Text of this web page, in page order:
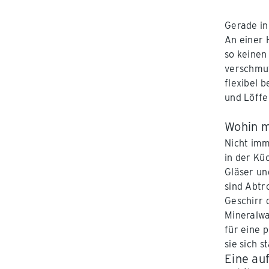
Gerade
An einer
so
flexibel
und
Wohin
Nicht
in der
Gläser
sind
Geschirr
für eine
sie sich
Eine